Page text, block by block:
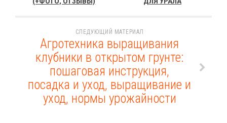
СЛЕДУЮЩИЙ МАТЕРИАЛ
Агротехника выращивания
клубники в открытом грунте:
пошаговая инструкция,
посадка и уход, выращивание и
уход, нормы урожайности